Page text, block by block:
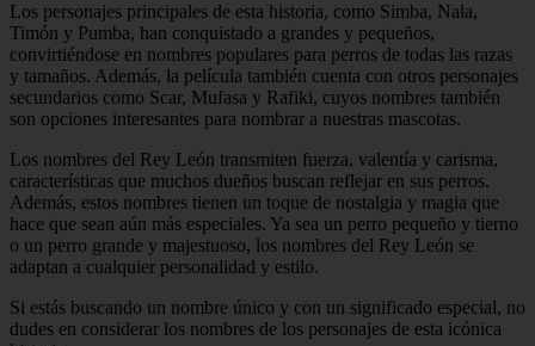
Los personajes principales de esta historia, como Simba, Nala,
Timón y Pumba, han conquistado a grandes y pequeños,
convirtiéndose en nombres populares para perros de todas las razas
y tamaños. Además, la película también cuenta con otros personajes
secundarios como Scar, Mufasa y Rafiki, cuyos nombres también
son opciones interesantes para nombrar a nuestras mascotas.
Los nombres del Rey León transmiten fuerza, valentía y carisma,
características que muchos dueños buscan reflejar en sus perros.
Además, estos nombres tienen un toque de nostalgia y magia que
hace que sean aún más especiales. Ya sea un perro pequeño y tierno
o un perro grande y majestuoso, los nombres del Rey León se
adaptan a cualquier personalidad y estilo.
Si estás buscando un nombre único y con un significado especial, no
dudes en considerar los nombres de los personajes de esta icónica